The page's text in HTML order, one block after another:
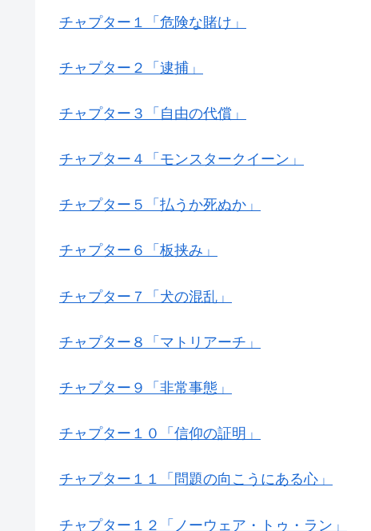
チャプター１「危険な賭け」
チャプター２「逮捕」
チャプター３「自由の代償」
チャプター４「モンスタークイーン」
チャプター５「払うか死ぬか」
チャプター６「板挟み」
チャプター７「犬の混乱」
チャプター８「マトリアーチ」
チャプター９「非常事態」
チャプター１０「信仰の証明」
チャプター１１「問題の向こうにある心」
チャプター１２「ノーウェア・トゥ・ラン」